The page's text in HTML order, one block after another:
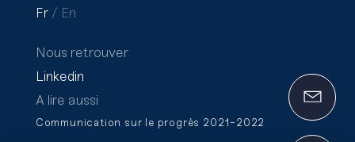
Fr En
Nous retrouver
Linkedin
A lire aussi
Communication sur le progrès 2021-2022